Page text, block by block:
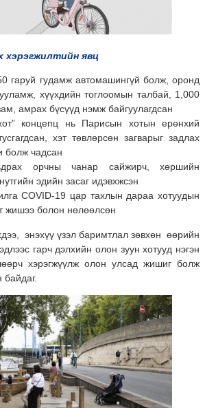
хэрэгжилтийн явц
гаруй гудамж автомашингүй болж, оронд
хүүхдийн тоглоомын талбай, 1,000
амрах бүсүүд нэмж байгуулагдсан
концепц нь Парисын хотын ерөнхий
хэт төвлөрсөн загварыг задлах
болж чадсан
орчны чанар сайжирч, хөршийн
эдийн засаг идэвхжсэн
COVID-19 цар тахлын дараа хотуудын
жишээ болон нөлөөлсөн
энэхүү үзэл баримтлал зөвхөн өөрийн
гарч дэлхийн олон зуун хотууд нэгэн
хэрэгжүүлж олон улсад жишиг болж
байдаг.